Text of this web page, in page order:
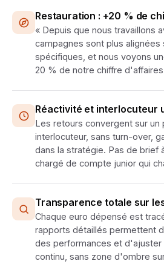
Restauration : +20 % de
« Depuis que nous travaillons
campagnes sont plus
spécifiques, et nous voyons
20 % de notre chiffre
Réactivité et interlocuteur
Les retours convergent sur un
interlocuteur, sans turn-over,
dans la stratégie. Pas de brief
chargé de compte junior qui
Transparence totale sur
Chaque euro dépensé est
rapports détaillés permettent
des performances et d'ajuster
continu, sans zone d'ombre